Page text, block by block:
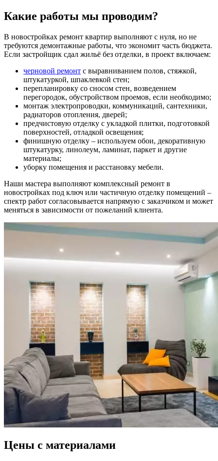
Какие работы мы проводим?
В новостройках ремонт квартир выполняют с нуля, но не
требуются демонтажные работы, что экономит часть бюджета.
Если застройщик сдал жильё без отделки, в проект включаем:
черновой ремонт с выравниванием полов, стяжкой,
штукатуркой, шпаклевкой стен;
перепланировку со сносом стен, возведением
перегородок, обустройством проемов, если необходимо;
монтаж электропроводки, коммуникаций, сантехники,
радиаторов отопления, дверей;
предчистовую отделку с укладкой плитки, подготовкой
поверхностей, отладкой освещения;
финишную отделку – используем обои, декоративную
штукатурку, линолеум, ламинат, паркет и другие
материалы;
уборку помещения и расстановку мебели.
Наши мастера выполняют комплексный ремонт в
новостройках под ключ или частичную отделку помещений –
спектр работ согласовывается напрямую с заказчиком и может
меняться в зависимости от пожеланий клиента.
Цены с материалами